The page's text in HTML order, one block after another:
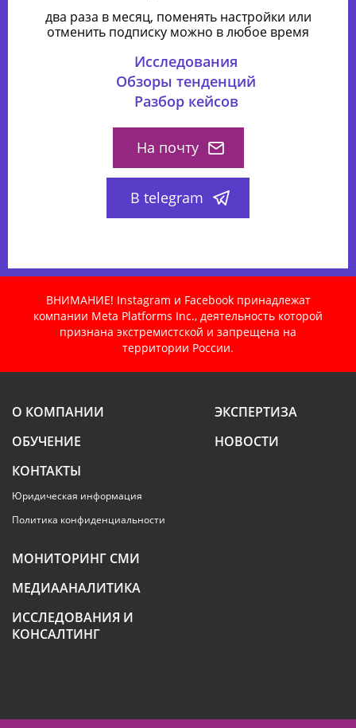
два раза в месяц, поменять настройки или
отменить подписку можно в любое время
Исследования
Обзоры тенденций
Разбор кейсов
На почту
В telegram
ВНИМАНИЕ! Instagram и Facebook принадлежат
компании Meta Platforms Inc., деятельность которой
признана экстремистской и запрещена на
территории России.
О КОМПАНИИ
ЭКСПЕРТИЗА
ОБУЧЕНИЕ
НОВОСТИ
КОНТАКТЫ
Юридическая информация
Политика конфиденциальности
МОНИТОРИНГ СМИ
МЕДИААНАЛИТИКА
ИССЛЕДОВАНИЯ И
КОНСАЛТИНГ